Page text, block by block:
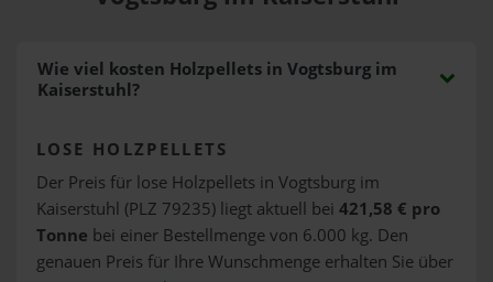
Wie viel kosten Holzpellets in Vogtsburg im
Kaiserstuhl?
LOSE HOLZPELLETS
Der Preis für lose Holzpellets in Vogtsburg im
Kaiserstuhl (PLZ 79235) liegt aktuell bei 421,58 € pro
Tonne bei einer Bestellmenge von 6.000 kg. Den
genauen Preis für Ihre Wunschmenge erhalten Sie über